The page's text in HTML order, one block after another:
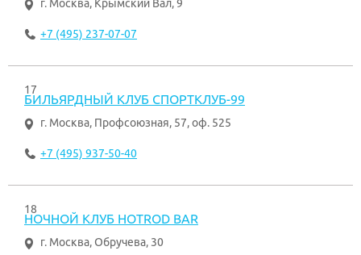
г. Москва, Крымский Вал, 9
+7 (495) 237-07-07
17
БИЛЬЯРДНЫЙ КЛУБ СПОРТКЛУБ-99
г. Москва, Профсоюзная, 57, оф. 525
+7 (495) 937-50-40
18
НОЧНОЙ КЛУБ HOTROD BAR
г. Москва, Обручева, 30